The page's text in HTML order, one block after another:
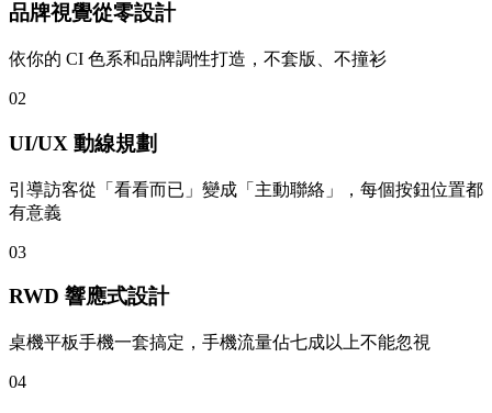
品牌視覺從零設計
依你的 CI 色系和品牌調性打造，不套版、不撞衫
02
UI/UX 動線規劃
引導訪客從「看看而已」變成「主動聯絡」，每個按鈕位置都
有意義
03
RWD 響應式設計
桌機平板手機一套搞定，手機流量佔七成以上不能忽視
04